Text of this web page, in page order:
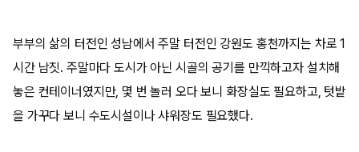
부부의 삶의 터전인 성남에서 주말 터전인 강원도 홍천까지는 차로 1
시간 남짓. 주말마다 도시가 아닌 시골의 공기를 만끽하고자 설치해
놓은 컨테이너였지만, 몇 번 놀러 오다 보니 화장실도 필요하고, 텃밭
을 가꾸다 보니 수도시설이나 샤워장도 필요했다.